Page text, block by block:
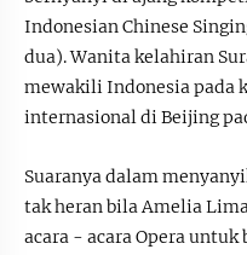
Indonesian Chinese
dua). Wanita kelahiran
mewakili Indonesia pada
internasional di Beijing
Suaranya dalam
tak heran bila Amelia
acara - acara Opera untuk